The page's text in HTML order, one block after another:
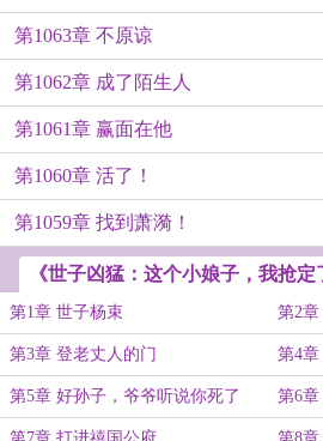
第1063章 不原谅
第1062章 成了陌生人
第1061章 赢面在他
第1060章 活了！
第1059章 找到萧漪！
《世子凶猛：这个小娘子，我抢
第1章 世子杨束 第2章
第3章 登老丈人的门 第4
第5章 好孙子，爷爷听说你死了 第6